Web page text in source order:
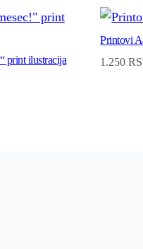
print ilustracija
Printovi
1.250